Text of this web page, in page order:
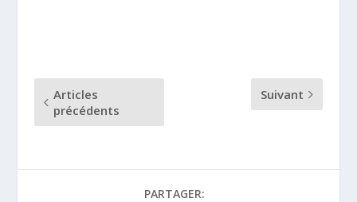
Articles
précédents
Suivant
PARTAGER: